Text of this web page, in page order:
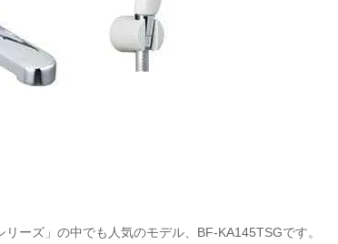
ーズ」の中でも人気のモデル、BF-KA145TSGです。